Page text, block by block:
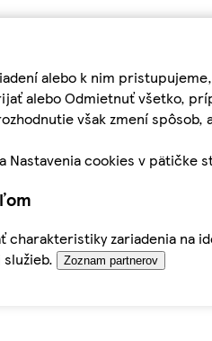
alebo k nim
alebo Odmietnuť všetko,
však zmení
Nastavenia cookies v pätičke
zariadenia na
Zoznam partnerov